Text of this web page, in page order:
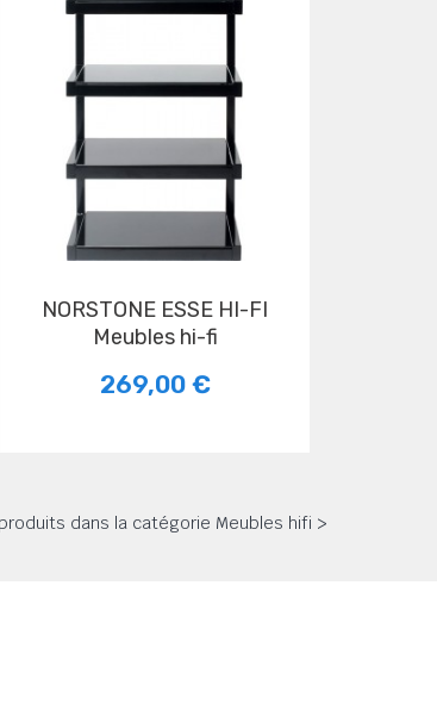
NORSTONE ESSE HI-FI
Meubles hi-fi
269,00 €
dans la catégorie Meubles hifi >